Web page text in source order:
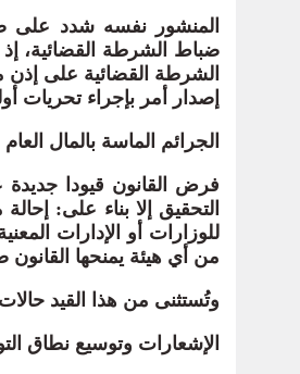
المنشور نفسه شدد على
الشرطة القضائية على إذن
إصدار أمر بإجراء تحريات
الجرائم الماسة بالمال العام
فرض القانون قيودا جديدة
التحقيق إلا بناء على:
للوزارات أو الإدارات
من أي هيئة يمنحها
وتُستثنى من هذا القيد
الإشعارات وتوسيع نطاق